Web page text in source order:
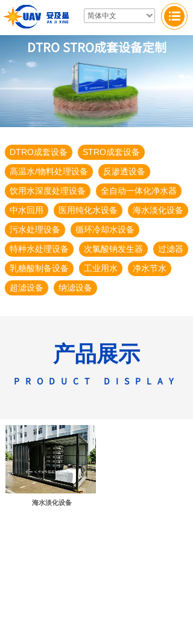
简体中文
DTRO STRO成套设备定制
PRODUCT DISPLAY
产品展示
海水淡化设备
DTRO成套设备
STRO成套设备
高温水/物料处理设备
反渗透设备
饮用水深度处理设备
全自动一体化净水器
中水回用
医用纯化水设备
海水淡化设备
污水处理设备
循环冷却水设备
特种水处理设备
次氯酸钠发生器
过滤器
乳糖酸制备设备
工业用水
净水节水
超滤设备
纳滤设备
我们将一直为人类饮用
水和环保水处理事业作
出贡献！